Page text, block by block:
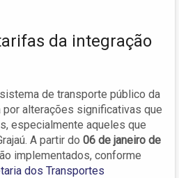
da integração
de transporte público da
por alterações significativas que
especialmente aqueles que
A partir do 06 de janeiro de
implementados, conforme
dos Transportes